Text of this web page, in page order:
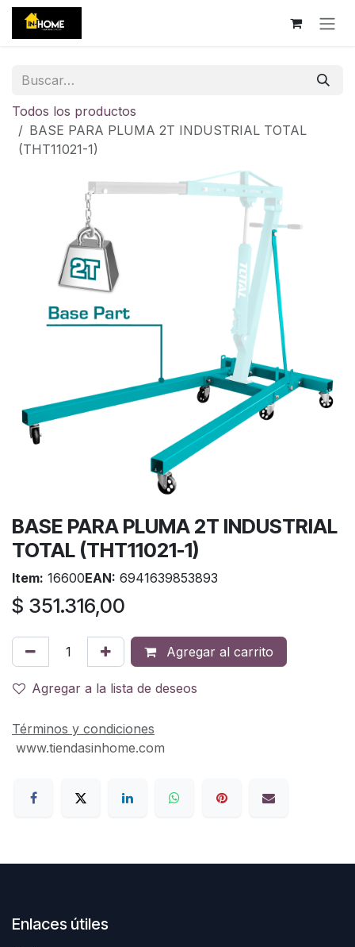
Ir al contenido
Todos los productos
BASE PARA PLUMA 2T INDUSTRIAL TOTAL
(THT11021-1)
BASE PARA PLUMA 2T INDUSTRIAL
TOTAL (THT11021-1)
Item: 16600EAN: 6941639853893
$ 351.316,00
Agregar al carrito
Agregar a la lista de deseos
Términos y condiciones
www.tiendasinhome.com
Enlaces útiles